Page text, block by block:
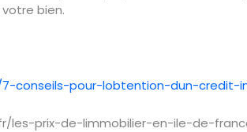
bien.
conseils-pour-lobtention-dun-credit-
les-prix-de-limmobilier-en-ile-de-